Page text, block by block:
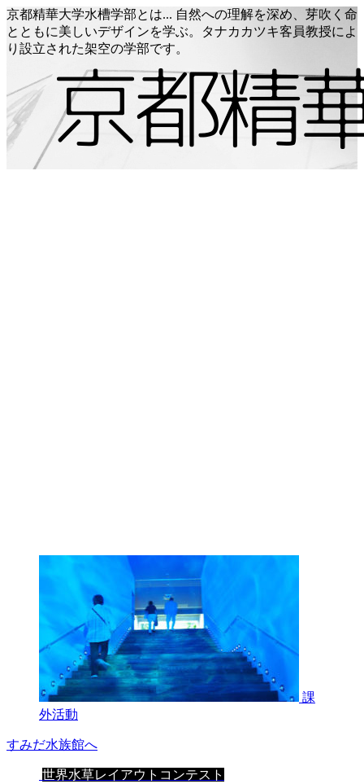
京都精華大学水槽学部とは... 自然への理解を深め、芽吹く命
とともに美しいデザインを学ぶ。タナカカツキ客員教授によ
り設立された架空の学部です。
課
外活動
すみだ水族館へ
世界水草レイアウトコンテスト